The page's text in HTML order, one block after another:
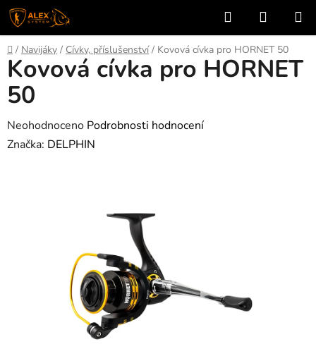
Přejít
na
obsah
Hledat
KOŠÍK
Domů
/ Navijáky / Cívky, příslušenství / Kovová cívka pro HORNET 50
Kovová cívka pro HORNET
50
Průměrné
hodnocení
Neohodnoceno Podrobnosti hodnocení
Značka: DELPHIN